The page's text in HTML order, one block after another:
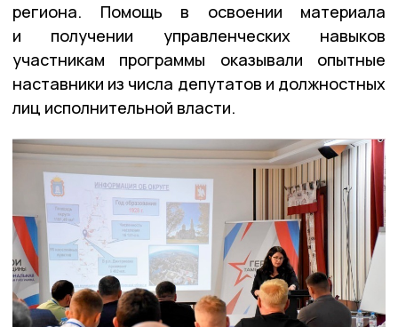
региона. Помощь в освоении материала
и получении управленческих навыков
участникам программы оказывали опытные
наставники из числа депутатов и должностных
лиц исполнительной власти.